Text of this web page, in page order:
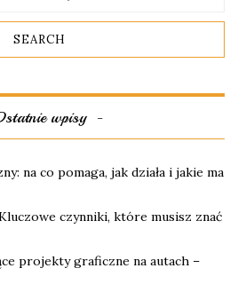
wpisy
na co pomaga, jak działa i jakie ma
czynniki, które musisz znać
projekty graficzne na autach –